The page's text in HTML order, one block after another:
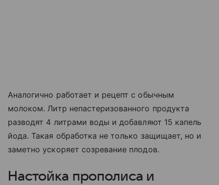
Аналогично работает и рецепт с обычным
молоком. Литр непастеризованного продукта
разводят 4 литрами воды и добавляют 15 капель
йода. Такая обработка не только защищает, но и
заметно ускоряет созревание плодов.
Настойка прополиса и